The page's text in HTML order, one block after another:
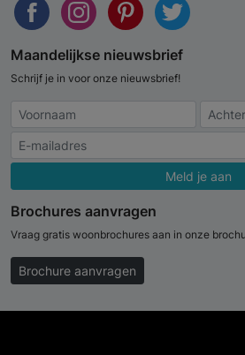
Maandelijkse nieuwsbrief
Schrijf je in voor onze nieuwsbrief!
Meld je aan
Brochures aanvragen
Vraag gratis woonbrochures aan in onze
Brochure aanvragen